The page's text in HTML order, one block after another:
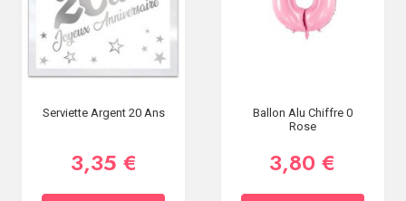
Serviette Argent 20 Ans
3,35 €
Ballon Alu Chiffre 0
Rose
3,80 €